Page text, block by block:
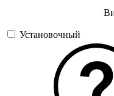
Установочный